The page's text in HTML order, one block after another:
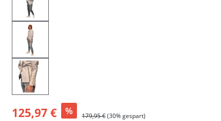
125,97 € % 179,95 €(30% gespart)